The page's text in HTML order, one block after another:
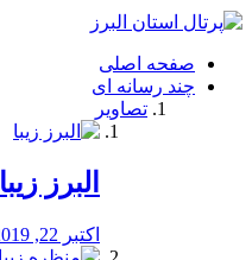
فصد
شرق
تهران
خشکشویی
صفحه اصلی
چند رسانه ای
تصاویر
البرز زیبا
اکتبر 22, 2019